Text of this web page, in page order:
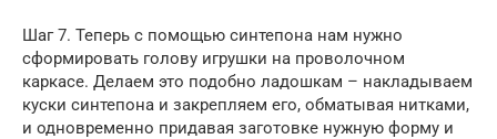
Шаг 7. Теперь с помощью синтепона нам нужно
сформировать голову игрушки на проволочном
каркасе. Делаем это подобно ладошкам – накладываем
куски синтепона и закрепляем его, обматывая нитками,
и одновременно придавая заготовке нужную форму и